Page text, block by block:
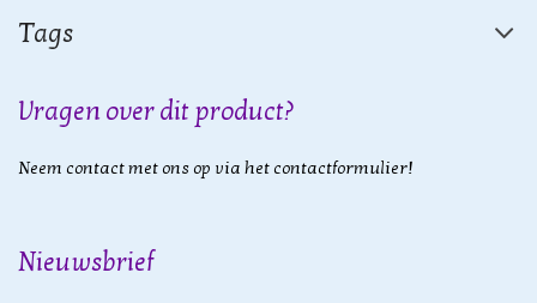
Tags
Vragen over dit product?
Neem contact met ons op via het contactformulier!
Nieuwsbrief